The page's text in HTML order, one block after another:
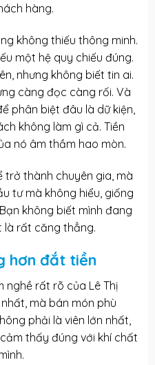
hàng.
không thiếu thông minh.
một hệ quy chiếu đúng.
nhưng không biết tin ai.
càng đọc càng rối. Và
phân biệt đâu là dữ kiện,
không làm gì cả. Tiền
nó âm thầm hao mòn.
trở thành chuyên gia, mà
tư mà không hiểu, giống
không biết mình đang
là rất căng thẳng.
hơn đắt tiền
nghề rất rõ của Lê Thị
mà bán món phù
phải là viên lớn nhất,
thấy đúng với khí chất